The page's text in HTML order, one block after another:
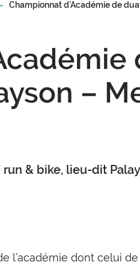
Championnat d’Académie de
–
& bike, lieu-dit
l’académie dont celui